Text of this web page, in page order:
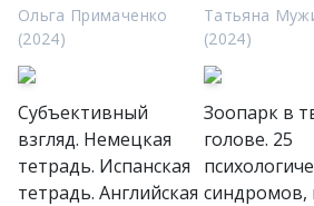
Ольга Примаченко
(2024)
Татьяна
(2024)
Cубъективный
взгляд. Немецкая
тетрадь. Испанская
тетрадь. Английская
Зоопарк в
голове. 25
синдромов,